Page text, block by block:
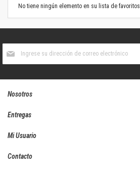
No tiene ningún elemento en su lista de favoritos.
boletín
Nosotros
Entregas
Mi Usuario
Contacto